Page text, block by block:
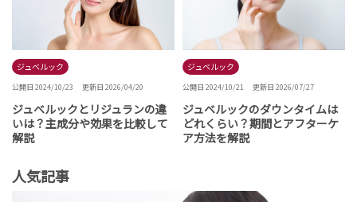
ジュベルック
公開日 2024/10/23 更新日 2026/04/20
ジュベルックとリジュランの違
いは？主成分や効果を比較して
解説
ジュベルック
公開日 2024/10/21 更新日 2026/07/27
ジュベルックのダウンタイムは
どれくらい？期間とアフターケ
ア方法を解説
人気記事